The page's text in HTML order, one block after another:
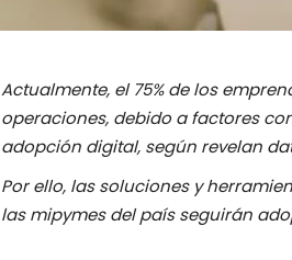
Actualmente, el 75% de los
operaciones, debido a factores
adopción digital, según revelan
Por ello, las soluciones y
las mipymes del país seguirán